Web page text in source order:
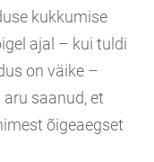
kukkumise
ajal – kui tuldi
on väike –
saanud, et
õigeaegset